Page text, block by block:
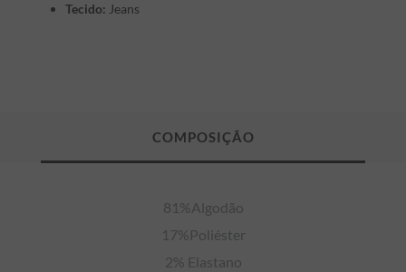
Tecido: Jeans
81%Algodão
17%Poliéster
2% Elastano